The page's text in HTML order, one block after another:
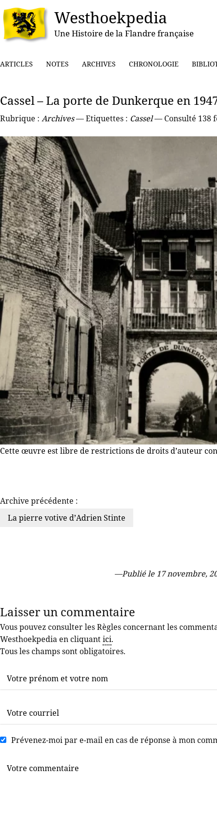
Westhoekpedia
Une Histoire de la Flandre française
ARTICLES NOTES ARCHIVES CHRONOLOGIE
Cassel – La porte de Dunkerque en
Rubrique : Archives— Etiquettes : Cassel— Consulté 138
Cette œuvre est libre de restrictions de droits d’auteur
Archive précédente :
La pierre votive d’Adrien Stinte
—Publié le 17 novembre,
Laisser un commentaire
Vous pouvez consulter les Règles concernant les
Westhoekpedia en cliquantici.
Tous les champs sont obligatoires.
Prévenez-moi par e-mail en cas de réponse à mon